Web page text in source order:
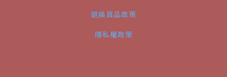
退換貨品政策
隱私權政策